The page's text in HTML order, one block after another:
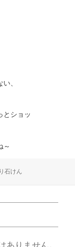
、
とショッ
～
石けん